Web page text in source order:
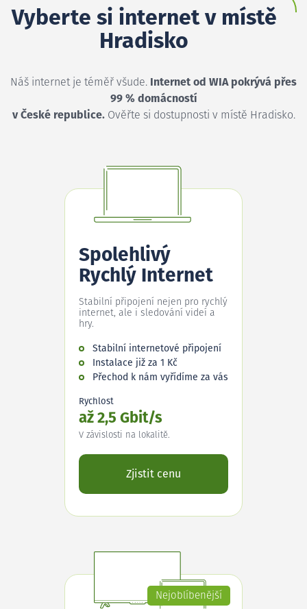
Vyberte si internet v místě
Hradisko
Náš internet je téměř všude. Internet od WIA pokrývá přes
99 % domácností
v České republice.Ověřte si dostupnosti v místě Hradisko.
Spolehlivý
Rychlý Internet
Stabilní připojení nejen pro rychlý
internet, ale i sledování videí a
hry.
Stabilní internetové připojení
Instalace již za 1 Kč
Přechod k nám vyřídíme za vás
Rychlost
až 2,5 Gbit/s
V závislosti na lokalitě.
Zjistit cenu
Nejoblíbenější